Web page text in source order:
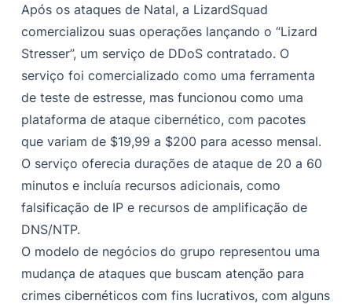
Após os ataques de Natal, a LizardSquad
comercializou suas operações lançando o “Lizard
Stresser”, um serviço de DDoS contratado. O
serviço foi comercializado como uma ferramenta
de teste de estresse, mas funcionou como uma
plataforma de ataque cibernético, com pacotes
que variam de $19,99 a $200 para acesso mensal.
O serviço oferecia durações de ataque de 20 a 60
minutos e incluía recursos adicionais, como
falsificação de IP e recursos de amplificação de
DNS/NTP.
O modelo de negócios do grupo representou uma
mudança de ataques que buscam atenção para
crimes cibernéticos com fins lucrativos, com alguns